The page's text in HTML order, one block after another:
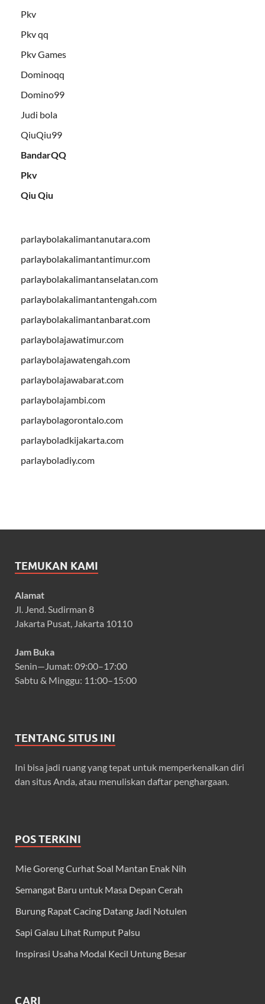
Pkv
Pkv qq
Pkv Games
Dominoqq
Domino99
Judi bola
QiuQiu99
BandarQQ
Pkv
Qiu Qiu
parlaybolakalimantanutara.com
parlaybolakalimantantimur.com
parlaybolakalimantanselatan.com
parlaybolakalimantantengah.com
parlaybolakalimantanbarat.com
parlaybolajawatimur.com
parlaybolajawatengah.com
parlaybolajawabarat.com
parlaybolajambi.com
parlaybolagorontalo.com
parlayboladkijakarta.com
parlayboladiy.com
TEMUKAN KAMI
Alamat
Jl. Jend. Sudirman 8
Jakarta Pusat, Jakarta 10110
Jam Buka
Senin—Jumat: 09:00–17:00
Sabtu & Minggu: 11:00–15:00
TENTANG SITUS INI
Ini bisa jadi ruang yang tepat untuk memperkenalkan diri
dan situs Anda, atau menuliskan daftar penghargaan.
POS TERKINI
Mie Goreng Curhat Soal Mantan Enak Nih
Semangat Baru untuk Masa Depan Cerah
Burung Rapat Cacing Datang Jadi Notulen
Sapi Galau Lihat Rumput Palsu
Inspirasi Usaha Modal Kecil Untung Besar
CARI